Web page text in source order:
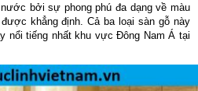
bởi sự phong phú đa dạng về màu
khẳng định. Cả ba loại sàn gỗ này
nổi tiếng nhất khu vực Đông Nam Á tại